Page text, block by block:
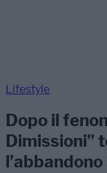
Lifestyle
Dopo il
Dimissioni”